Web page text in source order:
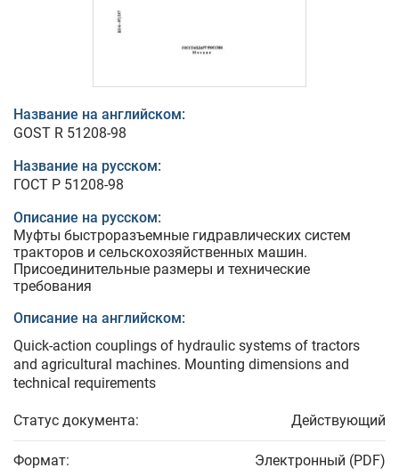
Название на английском:
GOST R 51208-98
Название на русском:
ГОСТ Р 51208-98
Описание на русском:
Муфты быстроразъемные гидравлических систем
тракторов и сельскохозяйственных машин.
Присоединительные размеры и технические
требования
Описание на английском:
Quick-action couplings of hydraulic systems of tractors
and agricultural machines. Mounting dimensions and
technical requirements
Статус документа: Действующий
Формат: Электронный (PDF)